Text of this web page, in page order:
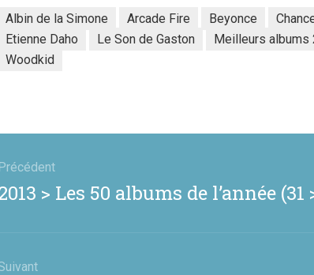
Albin de la Simone Arcade Fire Beyonce
Etienne Daho
Le Son de Gaston Meilleurs albums
Woodkid
> Les 50 albums de l’année (31